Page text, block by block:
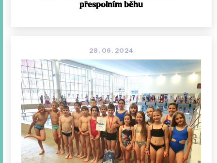
přespolním běhu
28. 06. 2024